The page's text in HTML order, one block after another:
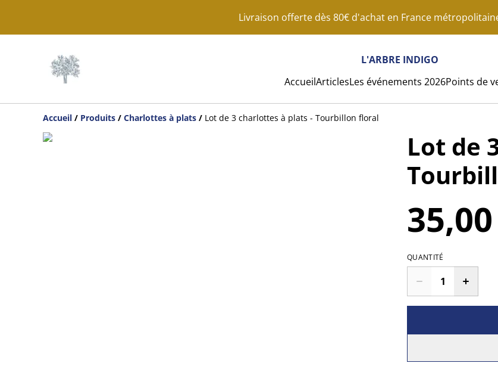
Livraison offerte dès 80€ d'achat en France
L'ARBRE INDIGO
AccueilArticlesLes événements 2026Points de
Accueil / Produits / Charlottes à plats / Lot de 3 charlottes à plats - Tourbillon floral
Lot de
QUANTITÉ